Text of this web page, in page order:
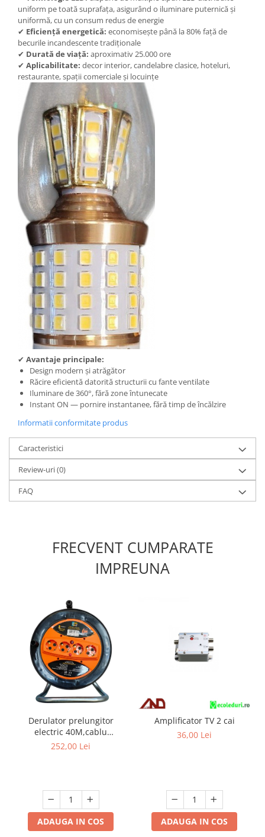
Produse grele si voluminoase
Promotii
uniform pe toată suprafața, asigurând o iluminare puternică și
uniformă, cu un consum redus de energie
✔ Eficiență energetică: economisește până la 80% față de
becurile incandescente tradiționale
✔ Durată de viață: aproximativ 25.000 ore
✔ Aplicabilitate: decor interior, candelabre clasice, hoteluri,
restaurante, spații comerciale și locuințe
✔ Avantaje principale:
Design modern și atrăgător
Răcire eficientă datorită structurii cu fante ventilate
Iluminare de 360°, fără zone întunecate
Instant ON — pornire instantanee, fără timp de încălzire
Informatii conformitate produs
Caracteristici
Review-uri(0)
FAQ
FRECVENT CUMPARATE
IMPREUNA
Derulator prelungitor
electric 40M,cablu
3x2.5mm², tambur plastic
252,00 Lei
ADAUGA IN COS
Amplificator TV 2 cai
36,00 Lei
ADAUGA IN COS